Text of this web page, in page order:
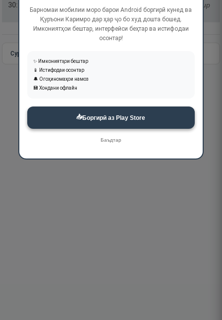
30: тафсир
Сураи пурра
Барномаи мобилии моро барои Android боргирӣ кунед ва
Қуръони Каримро дар ҳар ҷо бо худ дошта бошед.
Имкониятҳои бештар, интерфейси беҳтар ва истифодаи
осонтар!
✨ Имкониятҳои бештар
📱 Истифодаи осонтар
🔔 Огоҳиномаҳои намоз
💾 Хондани офлайн
📥Боргирӣ аз Play Store
Баъдтар